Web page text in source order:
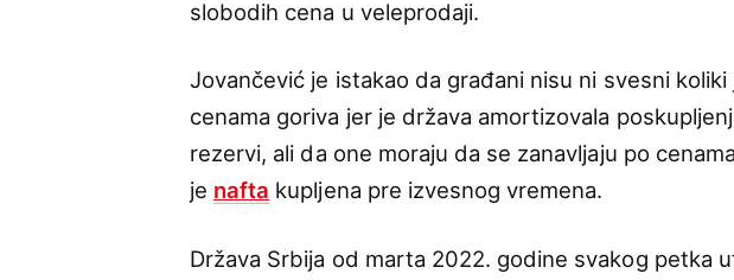
slobodih cena u veleprodaji.
Jovančević je istakao da građani nisu ni svesni
cenama goriva jer je država amortizovala
rezervi, ali da one moraju da se zanavljaju po
je nafta kupljena pre izvesnog vremena.
Država Srbija od marta 2022. godine svakog petka